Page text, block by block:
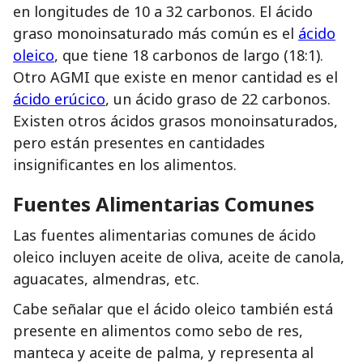
en longitudes de 10 a 32 carbonos. El ácido
graso monoinsaturado más común es el ácido
oleico, que tiene 18 carbonos de largo (18:1).
Otro AGMI que existe en menor cantidad es el
ácido erúcico, un ácido graso de 22 carbonos.
Existen otros ácidos grasos monoinsaturados,
pero están presentes en cantidades
insignificantes en los alimentos.
Fuentes Alimentarias Comunes
Las fuentes alimentarias comunes de ácido
oleico incluyen aceite de oliva, aceite de canola,
aguacates, almendras, etc.
Cabe señalar que el ácido oleico también está
presente en alimentos como sebo de res,
manteca y aceite de palma, y representa al